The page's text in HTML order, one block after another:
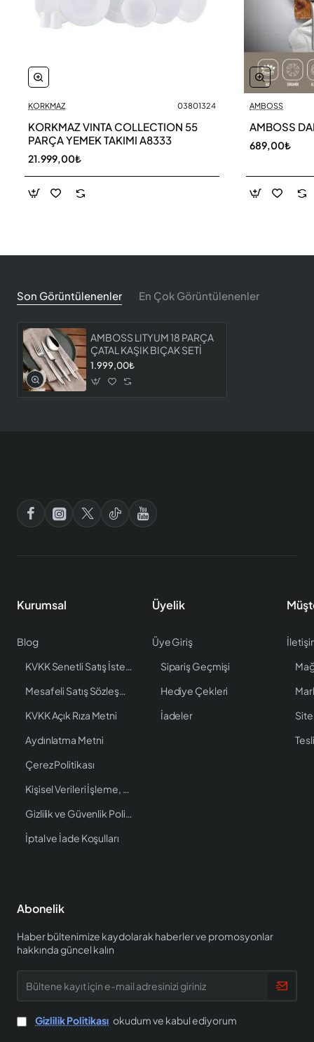
%25 İNDİRİM
KORKMAZ 03801324
KORKMAZ VINTA COLLECTION 55
PARÇA YEMEK TAKIMI A8333
21.999,00₺
AMBOSS
AMBOSS
689,00₺
Son Görüntülenenler En Çok Görüntülenenler
AMBOSS LITYUM 18 PARÇA
ÇATAL KAŞIK BIÇAK SETİ
1.999,00₺
Kurumsal
Blog
KVKK Senetli Satış İstenen Bilgiler
Mesafeli Satış Sözleşmesi
KVKK Açık Rıza Metni
Aydınlatma Metni
Çerez Politikası
Kişisel Verileri İşleme, Saklama ve İmha Politikası
Gizlilik ve Güvenlik Politikası
İptal ve İade Koşulları
Üyelik
Üye Giriş
Sipariş Geçmişi
Hediye Çekleri
İadeler
Site
Abonelik
Haber bültenimize kaydolarak haberler ve promosyonlar
hakkında güncel kalın
kayıt
için
e-
mail
Gizlilik Politikası okudum ve kabul ediyorum